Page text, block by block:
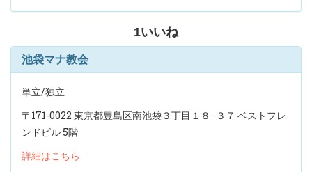
1いいね
池袋マナ教会
単立/独立
〒171-0022 東京都豊島区南池袋３丁目１８−３７ ベストフレ
ンドビル 5階
詳細はこちら